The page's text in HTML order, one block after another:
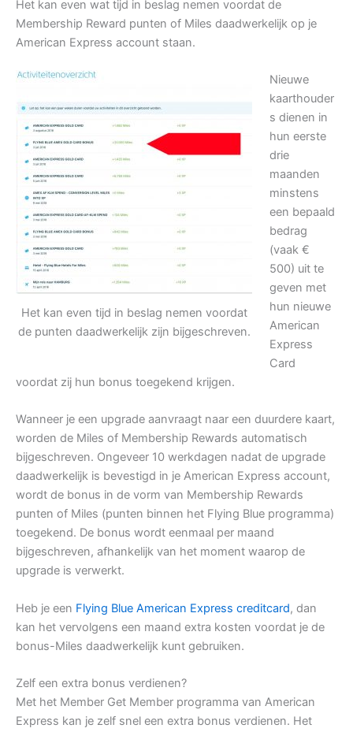
Het kan even wat tijd in beslag nemen voordat de
Membership Reward punten of Miles daadwerkelijk op je
American Express account staan.
Het kan even tijd in beslag nemen voordat
de punten daadwerkelijk zijn bijgeschreven.
Nieuwe
kaarthouder
s dienen in
hun eerste
drie
maanden
minstens
een bepaald
bedrag
(vaak €
500) uit te
geven met
hun nieuwe
American
Express
Card
voordat zij hun bonus toegekend krijgen.
Wanneer je een upgrade aanvraagt naar een duurdere kaart,
worden de Miles of Membership Rewards automatisch
bijgeschreven. Ongeveer 10 werkdagen nadat de upgrade
daadwerkelijk is bevestigd in je American Express account,
wordt de bonus in de vorm van Membership Rewards
punten of Miles (punten binnen het Flying Blue programma)
toegekend. De bonus wordt eenmaal per maand
bijgeschreven, afhankelijk van het moment waarop de
upgrade is verwerkt.
Heb je een Flying Blue American Express creditcard, dan
kan het vervolgens een maand extra kosten voordat je de
bonus-Miles daadwerkelijk kunt gebruiken.
Zelf een extra bonus verdienen?
Met het Member Get Member programma van American
Express kan je zelf snel een extra bonus verdienen. Het